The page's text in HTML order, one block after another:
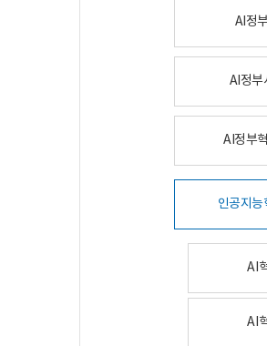
AI정
AI정부
AI정부
인공지능
AI
AI